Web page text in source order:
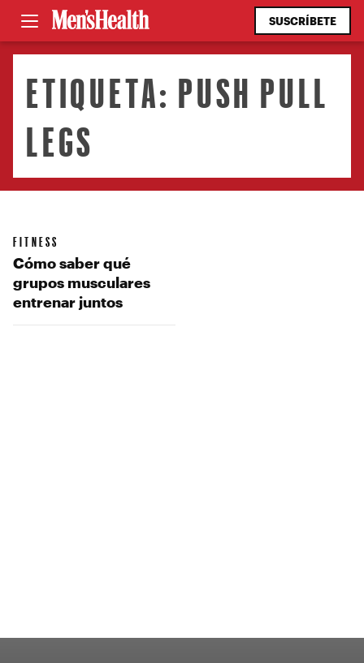
SUSCRÍBETE
ETIQUETA: PUSH PULL
LEGS
FITNESS
Cómo saber qué
grupos musculares
entrenar juntos